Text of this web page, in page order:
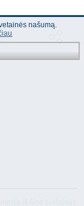
našumą.